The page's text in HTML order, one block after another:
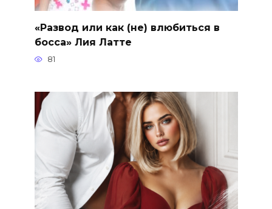
«Развод или как (не) влюбиться в
босса» Лия Латте
81